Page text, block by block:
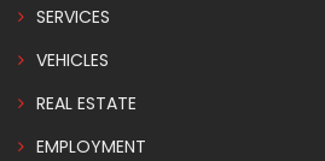
SERVICES
VEHICLES
REAL ESTATE
EMPLOYMENT